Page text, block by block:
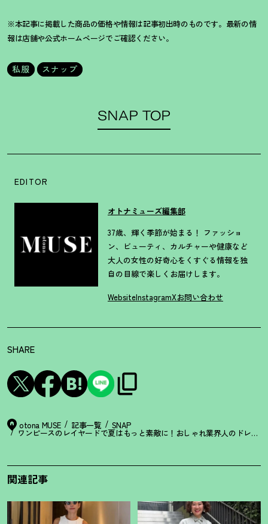
※本記事に掲載した商品の価格や情報は記事初出時のものです。最新の情
報は店舗や公式ホームページでご確認ください。
私服 スナップ
SNAP TOP
EDITOR
オトナミューズ編集部
37歳、輝く季節が始まる！ ファッショ
ン、ビューティ、カルチャーや健康など
大人の女性の好奇心をくすぐる情報を独
自の目線で楽しくお届けします。
WebsiteInstagramXお問い合わせ
SHARE
otona MUSE 記事一覧 SNAP
ワンピースのレイヤードで夏はもっと素敵に ！ おしゃれ業界人のドレス
関連記事